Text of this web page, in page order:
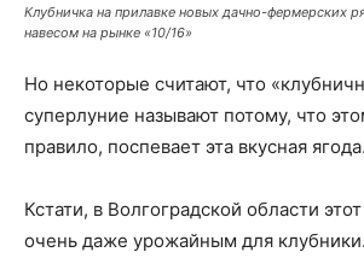
Клубничка на прилавке новых дачно-фермерских
навесом на рынке «10/16»
Но некоторые считают, что
суперлуние называют потому, что
правило, поспевает эта вкусная ягода.
Кстати, в Волгоградской области
очень даже урожайным для